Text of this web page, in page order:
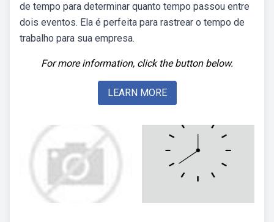
de tempo para determinar quanto tempo passou entre
dois eventos. Ela é perfeita para rastrear o tempo de
trabalho para sua empresa.
For more information, click the button below.
LEARN MORE